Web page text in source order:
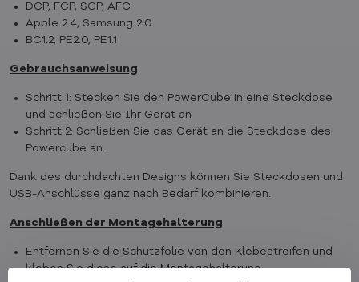
DCP, FCP, SCP, AFC
Apple 2.4, Samsung 2.0
BC1.2, PE2.0, PE1.1
Gebrauchsanweisung
Schritt 1: Stecken Sie den PowerCube in eine Steckdose
und schließen Sie Ihr Gerät an
Schritt 2: Schließen Sie das Gerät an die Steckdose des
Powercube an.
Dank des durchdachten Designs können Sie Steckdosen und
USB-Anschlüsse ganz nach Bedarf kombinieren.
Anschließen der Montagehalterung
Entfernen Sie die Schutzfolie von den Klebestreifen und
kleben Sie diese auf die Montagehalterung.